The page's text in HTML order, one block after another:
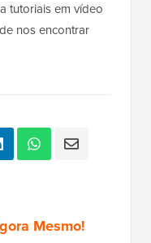
tutoriais em vídeo
nos encontrar
Mesmo!